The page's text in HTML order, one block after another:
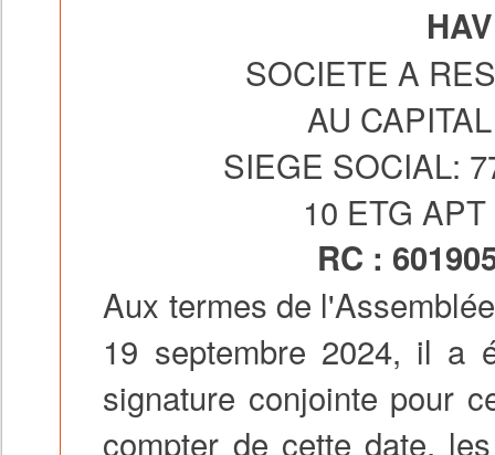
SOCIETE A
AU
SIEGE SOCIAL:
10 ETG
RC : 6
Aux termes de
19 septembre 2024, il a
signature conjointe pour
compter de cette date,